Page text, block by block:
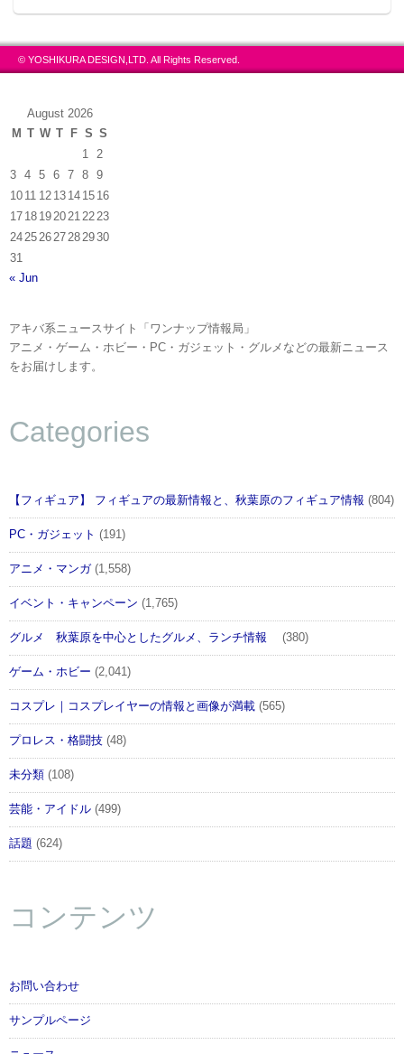
© YOSHIKURA DESIGN,LTD. All Rights Reserved.
August 2026
M T W T F S S
1
2
3
4 5 6 7 8
9
10 11 12 13 14 15 16
17 18 19 20 21 22 23
24 25 26 27 28 2930
31
« Jun
アキバ系ニュースサイト「ワンナップ情報局」
アニメ・ゲーム・ホビー・PC・ガジェット・グルメなどの最新ニュース
をお届けします。
Categories
【フィギュア】 フィギュアの最新情報と、秋葉原のフィギュア情報 (804)
PC・ガジェット (191)
アニメ・マンガ(1,558)
イベント・キャンペーン (1,765)
グルメ 秋葉原を中心としたグルメ、ランチ情報 (380)
ゲーム・ホビー (2,041)
コスプレ｜コスプレイヤーの情報と画像が満載 (565)
プロレス・格闘技 (48)
未分類 (108)
芸能・アイドル (499)
話題 (624)
コンテンツ
お問い合わせ
サンプルページ